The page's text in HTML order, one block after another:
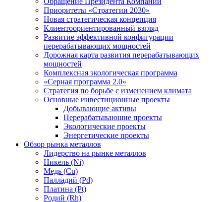
Приоритеты «Стратегии 2030»
Новая стратегическая концепция
Клиентоориентированный взгляд
Развитие эффективной конфигурации
перерабатывающих мощностей
Дорожная карта развития перерабатывающих
мощностей
Комплексная экологическая программа
«Серная программа 2.0»
Стратегия по борьбе с изменением климата
Основные инвестиционные проекты
Добывающие активы
Перерабатывающие проекты
Экологические проекты
Энергетические проекты
Обзор рынка металлов
Лидерство на рынке металлов
Никель (Ni)
Медь (Cu)
Палладий (Pd)
Платина (Pt)
Родий (Rh)